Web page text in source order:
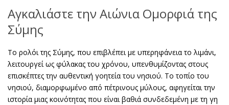
Αγκαλιάστε την Αιώνια Ομορφιά της
Σύμης
Το ρολόι της Σύμης, που επιβλέπει με υπερηφάνεια το λιμάνι,
λειτουργεί ως φύλακας του χρόνου, υπενθυμίζοντας στους
επισκέπτες την αυθεντική γοητεία του νησιού. Το τοπίο του
νησιού, διαμορφωμένο από πέτρινους μύλους, αφηγείται την
ιστορία μιας κοινότητας που είναι βαθιά συνδεδεμένη με τη γη